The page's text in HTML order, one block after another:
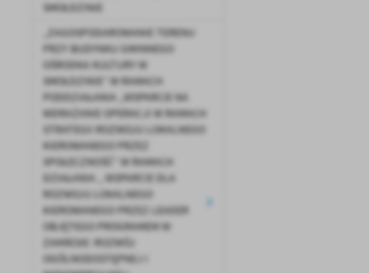
SMOŁDZINIE
„ZAGOSPODAROWANIE TERENU
PRZY BUDYNKU GMINNEGO
OŚRODKA KULTURY W
SMOŁDZINIE” W RAMACH
PODDZIAŁANIA „WSPARCIE NA
WDRAŻANIE OPERACJI W RAMACH
STRATEGII ROZWOJU LOKALNEGO
KIEROWANEGO PRZEZ
SPOŁECZNOŚĆ” W RAMACH
DZIAŁANIA „ WSPARCIE DLA
ROZWOJU LOKALNEGO
KIEROWANEGO PRZEZ LEADER
OBJĘTEGO PROGRAMEM W
ZAKRESIE: ROZWÓJ
OGÓLNODOSTĘPNEJ I